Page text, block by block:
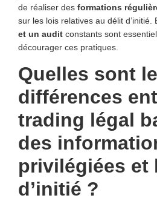
de réaliser des formations
sur les lois relatives au délit d’initié.
et un audit constants sont
décourager ces pratiques.
Quelles sont
différences
trading légal
des
privilégiées et
d’initié ?